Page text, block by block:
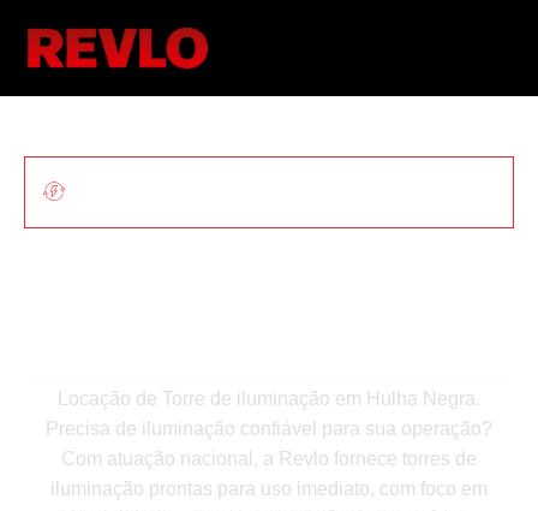
Locação de Torre de iluminação em Hulha Negra.
Precisa de iluminação confiável para sua operação?
Com atuação nacional, a Revlo fornece torres de
iluminação prontas para uso imediato, com foco em